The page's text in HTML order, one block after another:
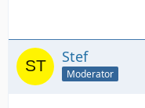
Stef
Moderator